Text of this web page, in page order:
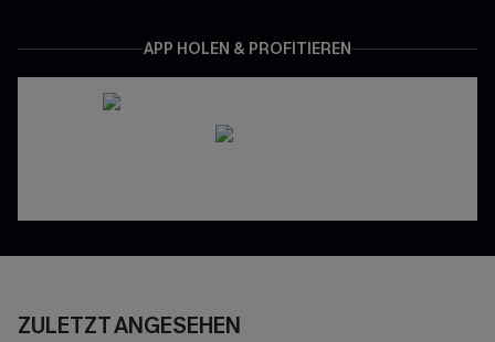
APP HOLEN & PROFITIEREN
ZULETZT ANGESEHEN